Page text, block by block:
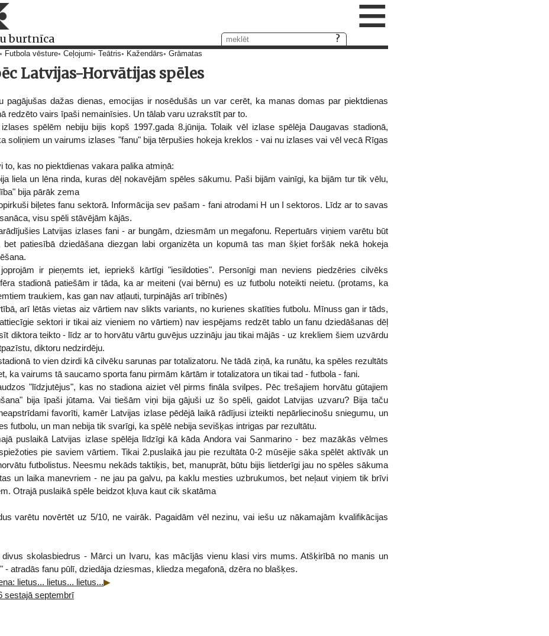
burtnīca ≡
Futbola vēsture Ceļojumi Teātris Kažendārs Grāmatas
Latvijas-Horvātijas spēles
pagājušas dažas dienas, emocijas ir nosēdušās un var cerēt, ka manas domas par piektdienas
redzēto vairs īpaši nemainīsies. Un tālab varu uzrakstīt par to.
spēlēm nebiju bijis kopš 1997.gada 8.jūnija. Tolaik vēl izlase spēlēja Daugavas stadionā,
soliņiem un vairums izlases "fanu" bija tērpušies hokeja kreklos - vai nu izlases vai vēl vecā Rīgas
kas no piektdienas vakara palika atmiņā:
liela un lēna rinda, kuras dēļ nokavējām spēles sākumu. Paši bijām vainīgi, ka bijām tur tik vēlu,
bija pārāk zema
biļetes fanu sektorā. Informācija sev pašam - fani atrodami H un I sektoros. Līdz ar to savas
visu spēli stāvējām kājās.
Latvijas izlases fani - ar bungām, dziesmām un megafonu. Repertuārs viņiem varētu būt
bet patiesībā dziedāšana diezgan labi organizēta un kopumā tas man šķiet foršāk nekā hokeja
ir pieņemts iet, iepriekš kārtīgi "iesildoties". Personīgi man neviens piedzēries cilvēks
stadionā patiešām ir tāda, ka ar meiteni (vai bērnu) es uz futbolu noteikti neietu. (protams, ka
traukiem, kas gan nav atļauti, turpinājās arī tribīnēs)
arī lētās vietas aiz vārtiem nav slikts variants, no kurienes skatīties futbolu. Mīnuss gan ir tāds,
sektori ir tikai aiz vieniem no vārtiem) nav iespējams redzēt tablo un fanu dziedāšanas dēļ
diktora teikto - līdz ar to horvātu vārtu guvējus uzzināju jau tikai mājās - uz krekliem šiem uzvārdu
diktoru nedzirdēju.
to vien dzirdi kā cilvēku sarunas par totalizatoru. Ne tādā ziņā, ka runātu, ka spēles rezultāts
ka vairums tā saucamo sporta fanu pirmām kārtām ir totalizatora un tikai tad - futbola - fani.
"līdzjutējus", kas no stadiona aiziet vēl pirms fināla svilpes. Pēc trešajiem horvātu gūtajiem
bija īpaši jūtama. Vai tiešām viņi bija gājuši uz šo spēli, gaidot Latvijas uzvaru? Bija taču
favorīti, kamēr Latvijas izlase pēdējā laikā rādījusi izteikti nepārliecinošu sniegumu, un
futbolu, un man nebija tik svarīgi, ka spēlē nebija sevišķas intrigas par rezultātu.
puslaikā Latvijas izlase spēlēja līdzīgi kā kāda Andora vai Sanmarino - bez mazākās vēlmes
pie saviem vārtiem. Tikai 2.puslaikā jau pie rezultāta 0-2 mūsējie sāka spēlēt aktīvāk un
futbolistus. Neesmu nekāds taktiķis, bet, manuprāt, būtu bijis lietderīgi jau no spēles sākuma
un laika manevriem - ne jau pa galvu, pa kaklu mesties uzbrukumos, bet neļaut viņiem tik brīvi
Otrajā puslaikā spēle beidzot kļuva kaut cik skatāma
varētu novērtēt uz 5/10, ne vairāk. Pagaidām vēl nezinu, vai iešu uz nākamajām kvalifikācijas
skolasbiedrus - Mārci un Ivaru, kas mācījās vienu klasi virs mums. Atšķirībā no manis un
- atradās fanu pūlī, dziedāja dziesmas, kliedza megafonā, dzēra no blašķes.
lietus... lietus... lietus...
sestajā septembrī